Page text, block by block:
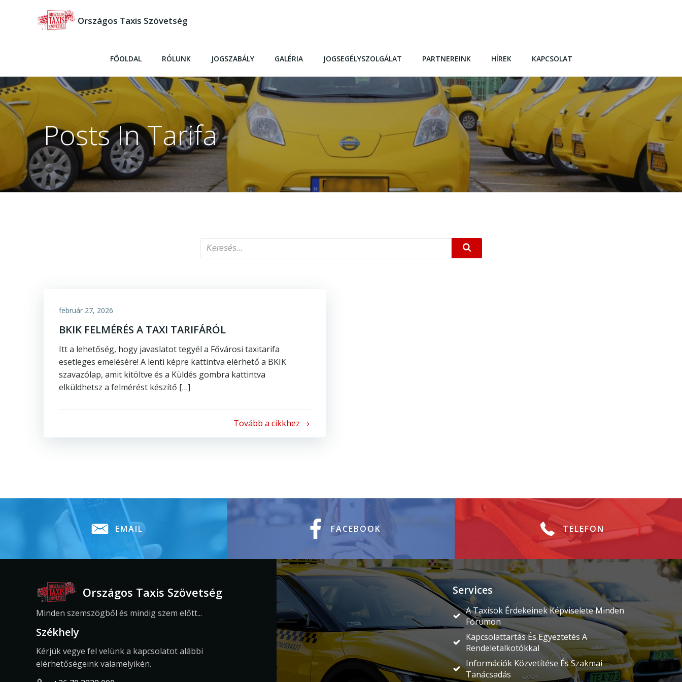
Országos Taxis Szövetség
FŐOLDAL RÓLUNK JOGSZABÁLY GALÉRIA JOGSEGÉLYSZOLGÁLAT PARTNEREINK HÍREK KAPCSOLAT
Posts In Tarifa
február 27, 2026
BKIK FELMÉRÉS A TAXI TARIFÁRÓL
Itt a lehetőség, hogy javaslatot tegyél a Fővárosi taxitarifa
esetleges emelésére! A lenti képre kattintva elérhető a BKIK
szavazólap, amit kitöltve és a Küldés gombra kattintva
elküldhetsz a felmérést készítő […]
Tovább a cikkhez
EMAIL FACEBOOK TELEFON
Országos Taxis Szövetség
Minden szemszögből és mindig szem előtt...
Székhely
Kérjük vegye fel velünk a kapcsolatot alábbi
elérhetőségeink valamelyikén.
Services
A Taxisok Érdekeinek Képviselete Minden
Fórumon
Kapcsolattartás És Egyeztetés A
Rendeletalkotókkal
Információk Közvetítése És Szakmai
Tanácsadás